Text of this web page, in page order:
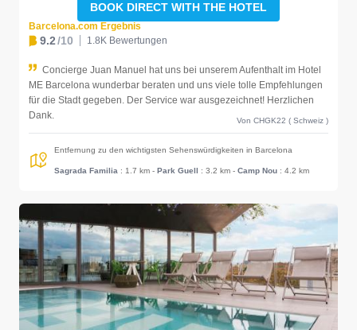
BOOK DIRECT WITH THE HOTEL
Barcelona.com Ergebnis
9.2/10 1.8K Bewertungen
Concierge Juan Manuel hat uns bei unserem Aufenthalt im Hotel
ME Barcelona wunderbar beraten und uns viele tolle Empfehlungen
für die Stadt gegeben. Der Service war ausgezeichnet! Herzlichen
Dank.
Von CHGK22 ( Schweiz )
Entfernung zu den wichtigsten Sehenswürdigkeiten in Barcelona
Sagrada Familia : 1.7 km - Park Guell : 3.2 km - Camp Nou : 4.2 km